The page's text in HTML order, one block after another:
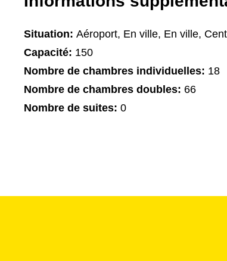
Situation: Aéroport, En ville, En ville,
Capacité: 150
Nombre de chambres individuelles: 18
Nombre de chambres doubles: 66
Nombre de suites: 0